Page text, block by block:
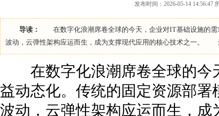
发布时间：2026-05-14 14:56:47
导读：
在数字化浪潮席卷全球的今天，企业对IT基础设施的需
波动，云弹性架构应运而生，成为支撑现代应用的核心技术之一。
在数字化浪潮席卷全球的今
益动态化。传统的固定资源部
波动，云弹性架构应运而生，